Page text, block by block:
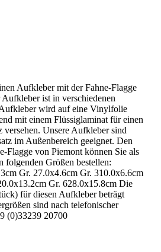
Aufkleber mit der Fahne-Flagge
ist in verschiedenen
wird auf eine Vinylfolie
mit einem Flüssiglaminat für einen
versehen. Unsere Aufkleber sind
im Außenbereich geeignet. Den
Flagge von Piemont können Sie als
Größen bestellen:
Gr. 27.0x4.6cm Gr. 310.0x6.6cm
Gr. 628.0x15.8cm Die
für diesen Aufkleber beträgt
sind nach telefonischer
(0)33239 20700